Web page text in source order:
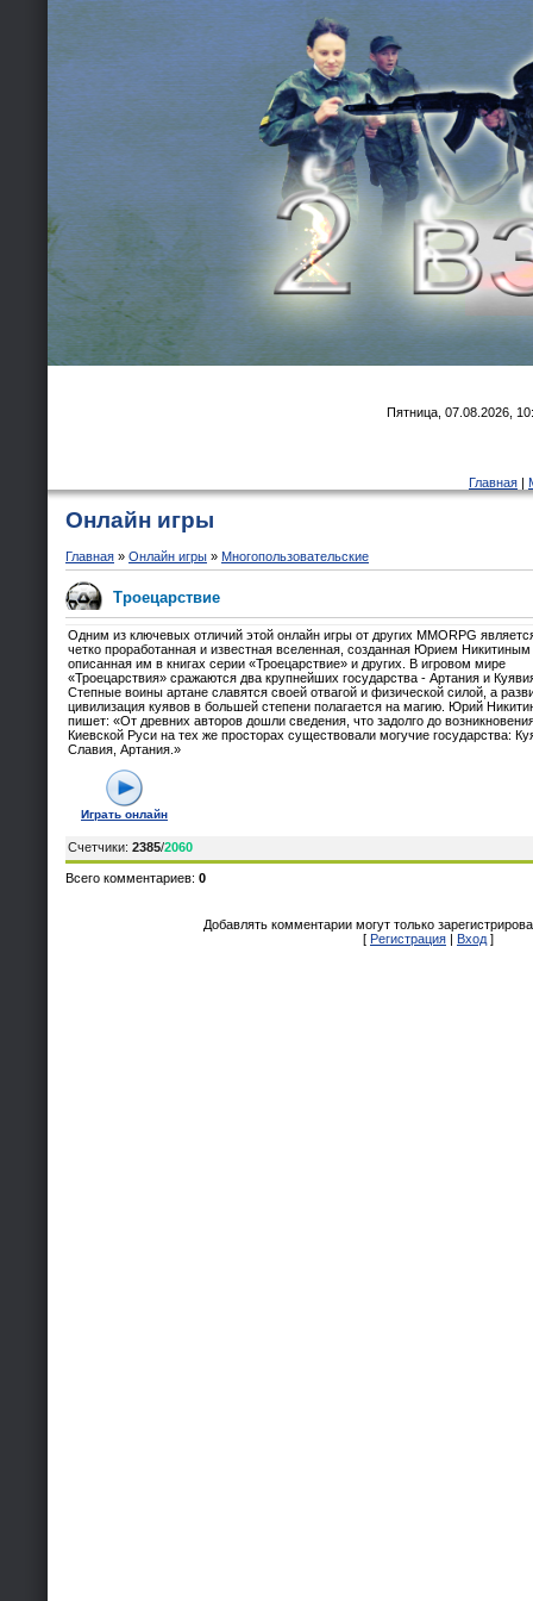
Пятница, 07.08.2026,
Главная
Онлайн игры
Главная » Онлайн игры » Многопользовательские
Троецарствие
Одним из ключевых отличий этой онлайн игры от других MMORPG
четко проработанная и известная вселенная, созданная Юрием Никитиным
описанная им в книгах серии «Троецарствие» и других. В игровом мире
«Троецарствия» сражаются два крупнейших государства - Артания и
Степные воины артане славятся своей отвагой и физической силой, а
цивилизация куявов в большей степени полагается на магию. Юрий
пишет: «От древних авторов дошли сведения, что задолго до
Киевской Руси на тех же просторах существовали могучие государства:
Славия, Артания.»
Играть онлайн
Счетчики: 2385/2060
Всего комментариев: 0
Добавлять комментарии могут только
[ Регистрация | Вход ]